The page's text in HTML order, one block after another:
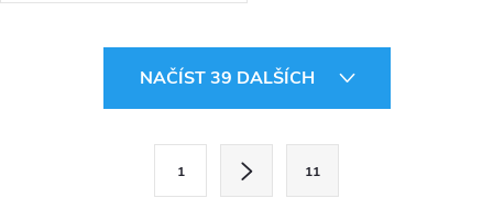
NAČÍST 39 DALŠÍCH
1 11